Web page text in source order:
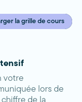
la grille de cours
votre
lors de